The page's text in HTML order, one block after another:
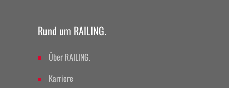
Rund um RAILING.
Über RAILING.
Karriere